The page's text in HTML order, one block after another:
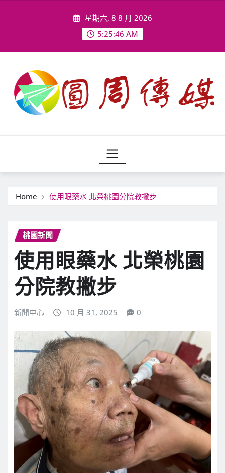
星期六, 8 8 月 2026
5:25:48 AM
Home 使用眼藥水 北榮桃園分院教撇步
桃園新聞
使用眼藥水 北榮桃園
分院教撇步
新聞中心 10 月 31, 2025 0